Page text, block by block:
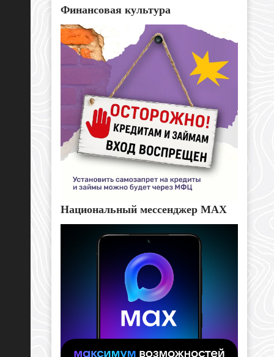
Финансовая культура
Национальный мессенджер MAX